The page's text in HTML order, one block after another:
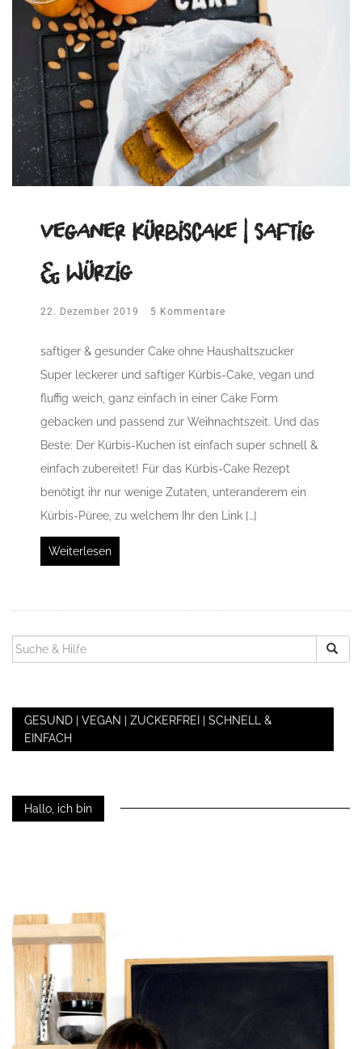
veganer Kürbiscake | saftig
& würzig
22. Dezember 2019 5 Kommentare
saftiger & gesunder Cake ohne Haushaltszucker
Super leckerer und saftiger Kürbis-Cake, vegan und
fluffig weich, ganz einfach in einer Cake Form
gebacken und passend zur Weihnachtszeit. Und das
Beste: Der Kürbis-Kuchen ist einfach super schnell &
einfach zubereitet! Für das Kürbis-Cake Rezept
benötigt ihr nur wenige Zutaten, unteranderem ein
Kürbis-Püree, zu welchem Ihr den Link […]
Weiterlesen
SUCHEN
NACH:
GESUND | VEGAN | ZUCKERFREI | SCHNELL &
EINFACH
Hallo, ich bin